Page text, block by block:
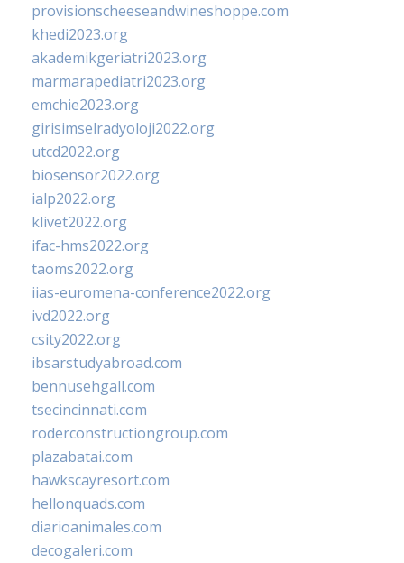
provisionscheeseandwineshoppe.com
khedi2023.org
akademikgeriatri2023.org
marmarapediatri2023.org
emchie2023.org
girisimselradyoloji2022.org
utcd2022.org
biosensor2022.org
ialp2022.org
klivet2022.org
ifac-hms2022.org
taoms2022.org
iias-euromena-conference2022.org
ivd2022.org
csity2022.org
ibsarstudyabroad.com
bennusehgall.com
tsecincinnati.com
roderconstructiongroup.com
plazabatai.com
hawkscayresort.com
hellonquads.com
diarioanimales.com
decogaleri.com